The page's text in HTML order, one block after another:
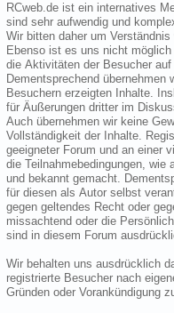
RCweb.de ist ein internatives
sind sehr aufwendig und
Wir bitten daher um
Ebenso ist es uns nicht
die Aktivitäten der Besucher
Dementsprechend
Besuchern erzeigten Inhalte.
für Äußerungen dritter im
Auch übernehmen wir keine
Vollständigkeit der Inhalte.
geeigneter Forum und an einer
die Teilnahmebedingungen,
und bekannt gemacht.
für diesen als Autor selbst
gegen geltendes Recht oder
missachtend oder die
sind in diesem Forum
Wir behalten uns ausdrücklich
registrierte Besucher nach
Gründen oder Vorankündigung